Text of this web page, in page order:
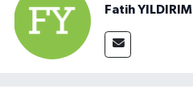
Fatih YILDIRIM